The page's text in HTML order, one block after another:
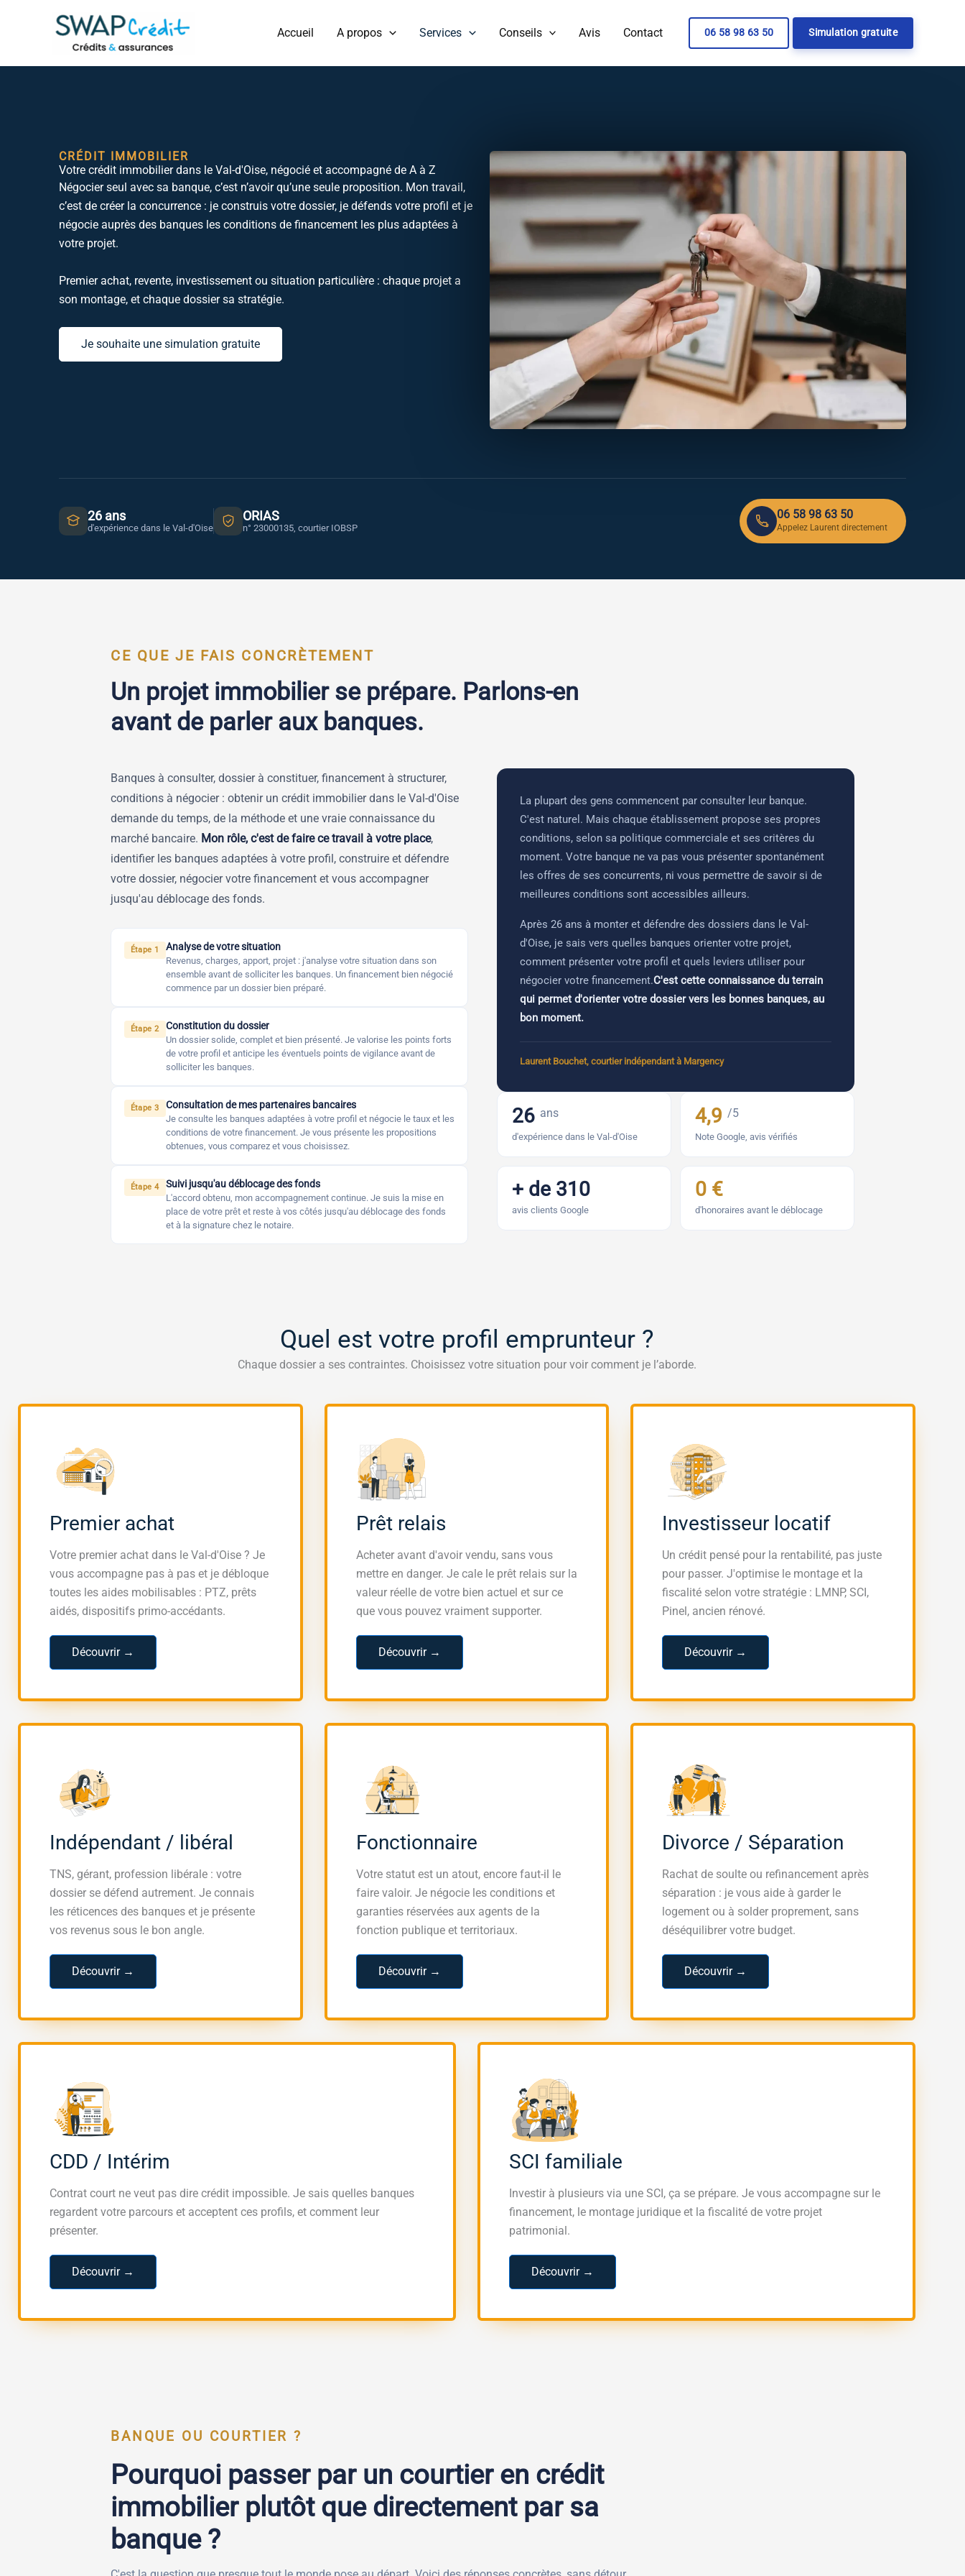
Accueil A propos Services Conseils Avis Contact 06 58 98 63 50 Simulation gratuite
CRÉDIT IMMOBILIER
Votre crédit immobilier dans le Val-d'Oise, négocié et accompagné de A à Z
Négocier seul avec sa banque, c’est n’avoir qu’une seule proposition. Mon travail,
c’est de créer la concurrence : je construis votre dossier, je défends votre profil et je
négocie auprès des banques les conditions de financement les plus adaptées à
votre projet.
Premier achat, revente, investissement ou situation particulière : chaque projet a
son montage, et chaque dossier sa stratégie.
Je souhaite une simulation gratuite
26 ans
d'expérience dans le Val-d'Oise
ORIAS
n° 23000135, courtier IOBSP
06 58 98 63 50
Appelez Laurent directement
CE QUE JE FAIS CONCRÈTEMENT
Un projet immobilier se prépare. Parlons-en
avant de parler aux banques.
Banques à consulter, dossier à constituer, financement à structurer,
conditions à négocier : obtenir un crédit immobilier dans le Val-d'Oise
demande du temps, de la méthode et une vraie connaissance du
marché bancaire. Mon rôle, c'est de faire ce travail à votre place,
identifier les banques adaptées à votre profil, construire et défendre
votre dossier, négocier votre financement et vous accompagner
jusqu'au déblocage des fonds.
Étape 1 Analyse de votre situation
Revenus, charges, apport, projet : j'analyse votre situation dans son
ensemble avant de solliciter les banques. Un financement bien négocié
commence par un dossier bien préparé.
Étape 2 Constitution du dossier
Un dossier solide, complet et bien présenté. Je valorise les points forts
de votre profil et anticipe les éventuels points de vigilance avant de
solliciter les banques.
Étape 3 Consultation de mes partenaires bancaires
Je consulte les banques adaptées à votre profil et négocie le taux et les
conditions de votre financement. Je vous présente les propositions
obtenues, vous comparez et vous choisissez.
Étape 4 Suivi jusqu'au déblocage des fonds
L'accord obtenu, mon accompagnement continue. Je suis la mise en
place de votre prêt et reste à vos côtés jusqu'au déblocage des fonds
et à la signature chez le notaire.
La plupart des gens commencent par consulter leur banque.
C'est naturel. Mais chaque établissement propose ses propres
conditions, selon sa politique commerciale et ses critères du
moment. Votre banque ne va pas vous présenter spontanément
les offres de ses concurrents, ni vous permettre de savoir si de
meilleures conditions sont accessibles ailleurs.
Après 26 ans à monter et défendre des dossiers dans le Val-
d'Oise, je sais vers quelles banques orienter votre projet,
comment présenter votre profil et quels leviers utiliser pour
négocier votre financement.C'est cette connaissance du terrain
qui permet d'orienter votre dossier vers les bonnes banques, au
bon moment.
Laurent Bouchet, courtier indépendant à Margency
26 ans
d'expérience dans le Val-d'Oise
4,9 /5
Note Google, avis vérifiés
+ de 310
avis clients Google
0 €
d'honoraires avant le déblocage
Quel est votre profil emprunteur ?
Chaque dossier a ses contraintes. Choisissez votre situation pour voir comment je l’aborde.
Premier achat
Votre premier achat dans le Val-d'Oise ? Je
vous accompagne pas à pas et je débloque
toutes les aides mobilisables : PTZ, prêts
aidés, dispositifs primo-accédants.
Découvrir →
Prêt relais
Acheter avant d'avoir vendu, sans vous
mettre en danger. Je cale le prêt relais sur la
valeur réelle de votre bien actuel et sur ce
que vous pouvez vraiment supporter.
Découvrir →
Investisseur locatif
Un crédit pensé pour la rentabilité, pas juste
pour passer. J'optimise le montage et la
fiscalité selon votre stratégie : LMNP, SCI,
Pinel, ancien rénové.
Découvrir →
Indépendant / libéral
TNS, gérant, profession libérale : votre
dossier se défend autrement. Je connais
les réticences des banques et je présente
vos revenus sous le bon angle.
Découvrir →
Fonctionnaire
Votre statut est un atout, encore faut-il le
faire valoir. Je négocie les conditions et
garanties réservées aux agents de la
fonction publique et territoriaux.
Découvrir →
Divorce / Séparation
Rachat de soulte ou refinancement après
séparation : je vous aide à garder le
logement ou à solder proprement, sans
déséquilibrer votre budget.
Découvrir →
CDD / Intérim
Contrat court ne veut pas dire crédit impossible. Je sais quelles banques
regardent votre parcours et acceptent ces profils, et comment leur
présenter.
Découvrir →
SCI familiale
Investir à plusieurs via une SCI, ça se prépare. Je vous accompagne sur le
financement, le montage juridique et la fiscalité de votre projet
patrimonial.
Découvrir →
BANQUE OU COURTIER ?
Pourquoi passer par un courtier en crédit
immobilier plutôt que directement par sa
banque ?